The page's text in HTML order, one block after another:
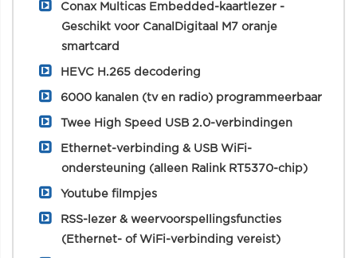
Conax Multicas Embedded-kaartlezer -
Geschikt voor CanalDigitaal M7 oranje
smartcard
HEVC H.265 decodering
6000 kanalen (tv en radio) programmeerbaar
Twee High Speed USB 2.0-verbindingen
Ethernet-verbinding & USB WiFi-
ondersteuning (alleen Ralink RT5370-chip)
Youtube filmpjes
RSS-lezer & weervoorspellingsfuncties
(Ethernet- of WiFi-verbinding vereist)